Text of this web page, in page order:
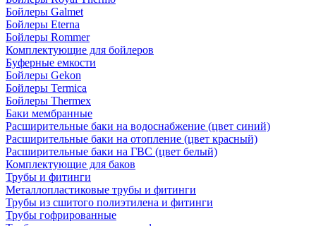
Бойлеры Galmet
Бойлеры Eterna
Бойлеры Rommer
Комплектующие для бойлеров
Буферные емкости
Бойлеры Gekon
Бойлеры Termica
Бойлеры Thermex
Баки мембранные
Расширительные баки на водоснабжение (цвет синий)
Расширительные баки на отопление (цвет красный)
Расширительные баки на ГВС (цвет белый)
Комплектующие для баков
Трубы и фитинги
Металлопластиковые трубы и фитинги
Трубы из сшитого полиэтилена и фитинги
Трубы гофрированные